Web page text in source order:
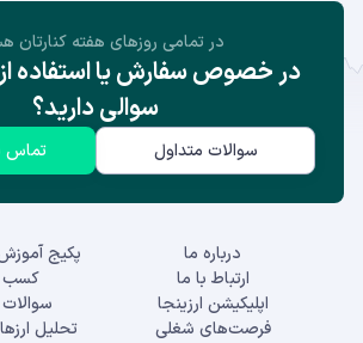
در تمامی روز‌های هفته کنارتان
در خصوص سفارش یا استفاده
سوالی دارید؟
سوالات متداول تماس
درباره ما
ارتباط با ما
اپلیکیشن ارزینجا
فرصت‌های شغلی
پکیج
کسب
تحلیل